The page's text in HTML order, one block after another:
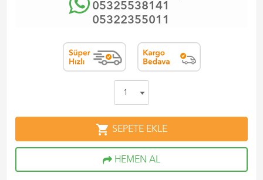
05325538141
05322355011
shopping_cart SEPETE EKLE
HEMEN AL